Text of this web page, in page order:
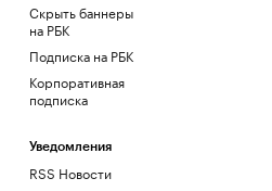
Скрыть баннеры
на РБК
Подписка на РБК
Корпоративная
подписка
Уведомления
RSS Новости